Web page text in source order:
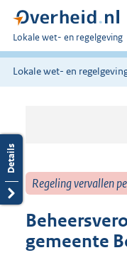
U
bent
hier:
Lokale wet- en regelgeving
Lokale wet- en
Regeling vervallen
gemeente